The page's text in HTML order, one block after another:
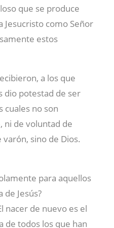
que se produce
Jesucristo como Señor
estos
a los que
dio potestad de ser
cuales no son
ni de voluntad de
sino de Dios.
para aquellos
Jesús?
nacer de nuevo es el
de todos los que han